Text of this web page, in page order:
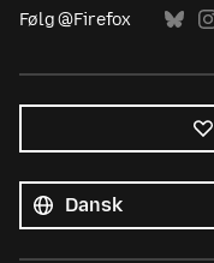
Følg @Firefox
sprog
Sprog